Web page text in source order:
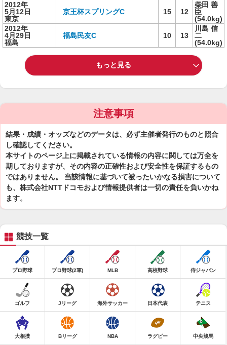
2012年
5月12日
東京
京王杯スプリングC 15 12
柴田 善
臣
(54.0kg)
2012年
4月29日
福島
福島民友C 10 13
川島 信
二
(54.0kg)
もっと見る
注意事項
結果・成績・オッズなどのデータは、必ず主催者発行のものと照合
し確認してください。
本サイトのページ上に掲載されている情報の内容に関しては万全を
期しておりますが、その内容の正確性および安全性を保証するもの
ではありません。 当該情報に基づいて被ったいかなる損害について
も、株式会社NTTドコモおよび情報提供者は一切の責任を負いかね
ます。
競技一覧
プロ野球 プロ野球(2軍) MLB 高校野球 侍ジャパン
ゴルフ Jリーグ 海外サッカー 日本代表 テニス
大相撲 Bリーグ NBA ラグビー 中央競馬